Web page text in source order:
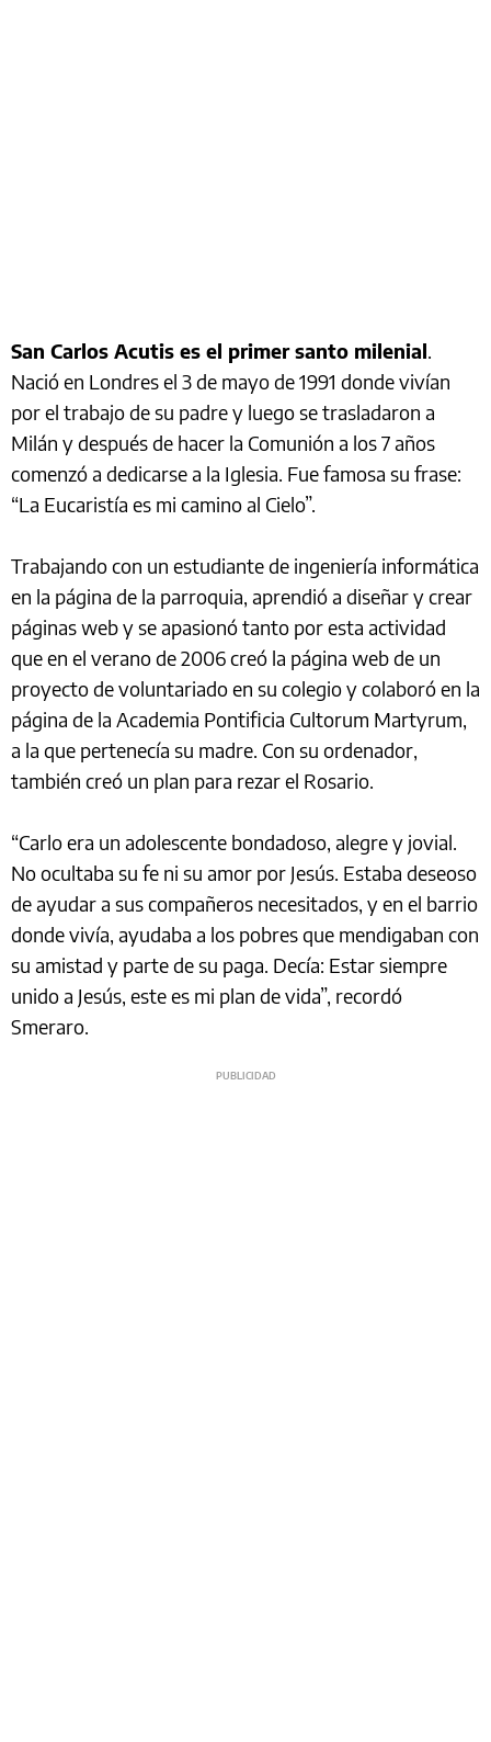
San Carlos Acutis es el primer santo milenial.
Nació en Londres el 3 de mayo de 1991 donde vivían
por el trabajo de su padre y luego se trasladaron a
Milán y después de hacer la Comunión a los 7 años
comenzó a dedicarse a la Iglesia. Fue famosa su frase:
“La Eucaristía es mi camino al Cielo”.
Trabajando con un estudiante de ingeniería informática
en la página de la parroquia, aprendió a diseñar y crear
páginas web y se apasionó tanto por esta actividad
que en el verano de 2006 creó la página web de un
proyecto de voluntariado en su colegio y colaboró en la
página de la Academia Pontificia Cultorum Martyrum,
a la que pertenecía su madre. Con su ordenador,
también creó un plan para rezar el Rosario.
“Carlo era un adolescente bondadoso, alegre y jovial.
No ocultaba su fe ni su amor por Jesús. Estaba deseoso
de ayudar a sus compañeros necesitados, y en el barrio
donde vivía, ayudaba a los pobres que mendigaban con
su amistad y parte de su paga. Decía: Estar siempre
unido a Jesús, este es mi plan de vida”, recordó
Smeraro.